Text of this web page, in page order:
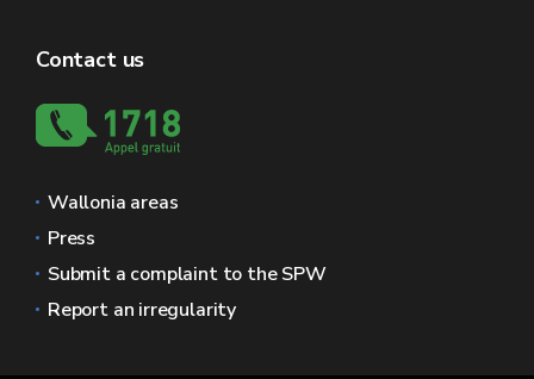
Contact us
Wallonia areas
Press
Submit a complaint to the SPW
Report an irregularity